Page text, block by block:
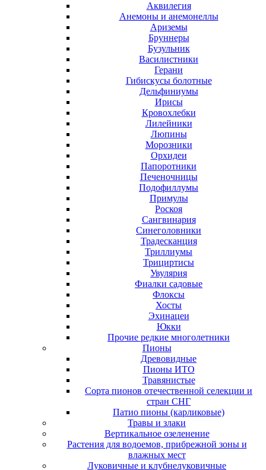
Аквилегия
Анемоны и анемонеллы
Ариземы
Бруннеры
Бузульник
Василистники
Герани
Гибискусы болотные
Дельфиниумы
Ирисы
Кровохлебки
Лилейники
Люпины
Морозники
Орхидеи
Папоротники
Печеночницы
Подофиллумы
Примулы
Роскоя
Сангвинария
Синеголовники
Традесканция
Триллиумы
Трициртисы
Увулярия
Фиалки садовые
Флоксы
Хосты
Эхинацеи
Юкки
Прочие редкие многолетники
Пионы
Древовидные
Пионы ИТО
Травянистые
Сорта пионов отечественной селекции и
стран СНГ
Патио пионы (карликовые)
Травы и злаки
Вертикальное озеленение
Растения для водоемов, прибрежной зоны и
влажных мест
Луковичные и клубнелуковичные